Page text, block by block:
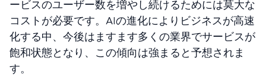
ービスのユーザー数を増やし続けるためには莫大な
コストが必要です。AIの進化によりビジネスが高速
化する中、今後はますます多くの業界でサービスが
飽和状態となり、この傾向は強まると予想されま
す。